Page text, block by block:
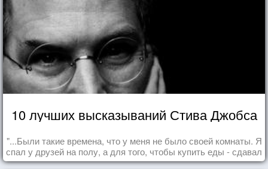
10 лучших высказываний Стива Джобса
"...Были такие времена, что у меня не было своей комнаты. Я
спал у друзей на полу, а для того, чтобы купить еды - сдавал
бутылки из под кока-колы"